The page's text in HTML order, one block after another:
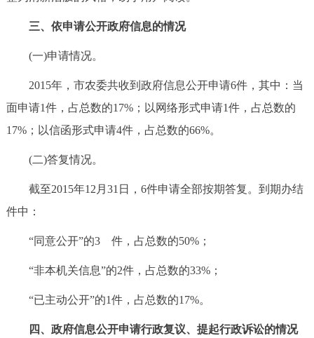
三、依申请公开政府信息的情况
(一)申请情况。
2015年，市农委共收到政府信息公开申请6件，其中：当
面申请1件，占总数的17%；以网络形式申请1件，占总数的
17%；以信函形式申请4件，占总数的66%。
(二)答复情况。
截至2015年12月31日，6件申请全部按期答复。到期办结
件中：
“同意公开”的3 件，占总数的50%；
“非本机关信息”的2件，占总数的33%；
“已主动公开”的1件，占总数的17%。
四、政府信息公开申请行政复议、提起行政诉讼的情况